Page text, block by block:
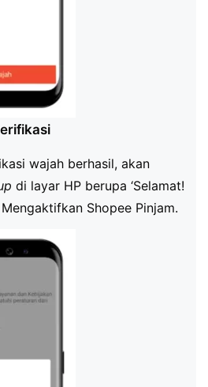
wajah berhasil, akan
di layar HP berupa ‘Selamat!
Shopee Pinjam.